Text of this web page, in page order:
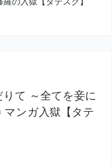
て ～全てを妾に
マンガ入獄【タテ